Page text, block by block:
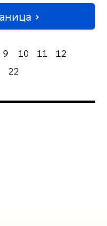
9 10 11
12
22